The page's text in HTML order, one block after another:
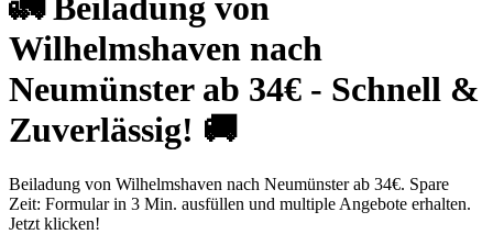
Wilhelmshaven nach
Neumünster ab 34€ - Schnell &
Zuverlässig! 🚚
Beiladung von Wilhelmshaven nach Neumünster ab 34€. Spare
Zeit: Formular in 3 Min. ausfüllen und multiple Angebote erhalten.
Jetzt klicken!